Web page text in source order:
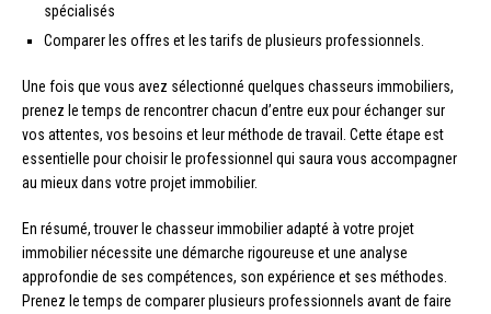
spécialisés
Comparer les offres et les tarifs de plusieurs professionnels.
Une fois que vous avez sélectionné quelques chasseurs immobiliers,
prenez le temps de rencontrer chacun d’entre eux pour échanger sur
vos attentes, vos besoins et leur méthode de travail. Cette étape est
essentielle pour choisir le professionnel qui saura vous accompagner
au mieux dans votre projet immobilier.
En résumé, trouver le chasseur immobilier adapté à votre projet
immobilier nécessite une démarche rigoureuse et une analyse
approfondie de ses compétences, son expérience et ses méthodes.
Prenez le temps de comparer plusieurs professionnels avant de faire